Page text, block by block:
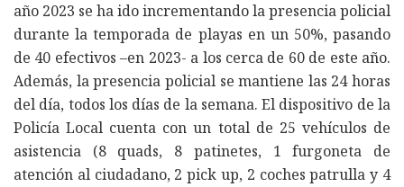
año 2023 se ha ido incrementando la presencia policial
durante la temporada de playas en un 50%, pasando
de 40 efectivos –en 2023- a los cerca de 60 de este año.
Además, la presencia policial se mantiene las 24 horas
del día, todos los días de la semana. El dispositivo de la
Policía Local cuenta con un total de 25 vehículos de
asistencia (8 quads, 8 patinetes, 1 furgoneta de
atención al ciudadano, 2 pick up, 2 coches patrulla y 4